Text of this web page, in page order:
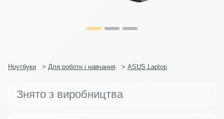
Ноутбуки > Для роботи і навчання > ASUS Laptop
Знято з виробництва